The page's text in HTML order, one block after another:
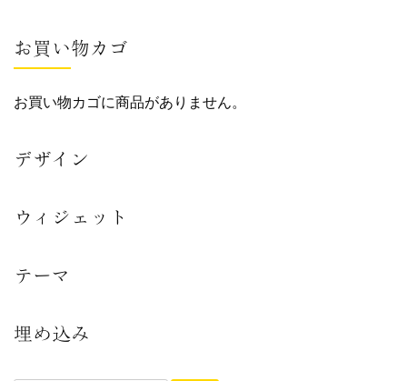
お買い物カゴ
お買い物カゴに商品がありません。
デザイン
ウィジェット
テーマ
埋め込み